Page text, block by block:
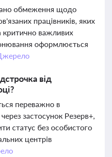
обмеження щодо
працівників, яких
важливих
оформлюється
від
переважно в
застосунок Резерв+,
статус без особистого
центрів